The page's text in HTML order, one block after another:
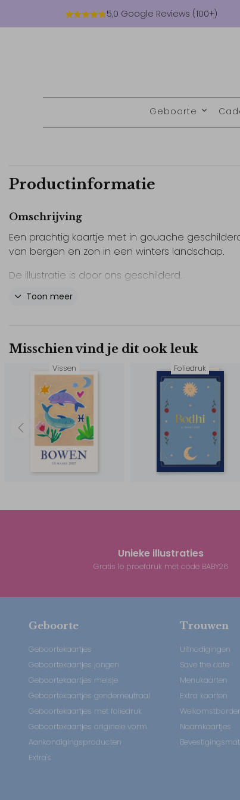
5,0 Google Reviews (100+)
Geboorte
Productinformatie
Omschrijving
Een prachtig kaartje met in gouache
van bergen en zon in een winters landschap.
De illustratie is door ons geschilderd.
Deze kaart is perfect om de geboorte van een
Toon meer
Misschien vind je dit ook leuk
Vissen Foliedruk
Unieke illustraties
Gratis 1e proefdruk met code BABY26
Geboorte
Geboortekaartjes
Geboortekaartjes jongen
Geboortekaartjes meisje
Geboortekaartjes genderneutraal
Geboortekaartjes met foliedruk
Geboortekaartjes originele vorm
Aankondigingsproducten
Extra's
Trouwen
Uitnodigingen
Save the date
Menukaarten
Extra kaarten
Naamkaartjes